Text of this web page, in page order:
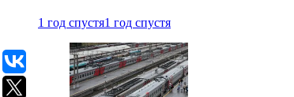
1 год спустя1 год спустя